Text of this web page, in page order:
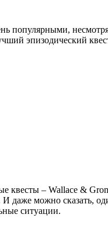
популярными,
эпизодический
квесты – Wallace &
даже можно сказать,
ситуации.